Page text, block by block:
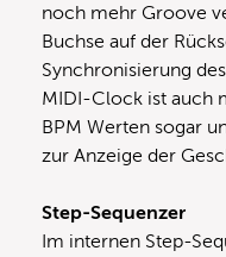
noch mehr Groove
Buchse auf der
Synchronisierung
MIDI-Clock ist auch
BPM Werten sogar
zur Anzeige der
Step-Sequenzer
Im internen Step-